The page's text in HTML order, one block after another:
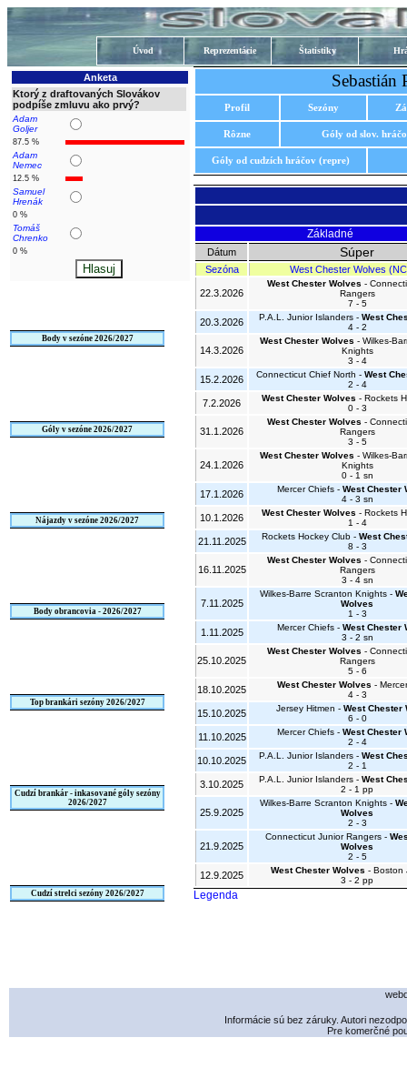
Úvod Reprezentácie Štatistiky
Anketa
Ktorý z draftovaných Slovákov
podpíše zmluvu ako prvý?
Adam
Goljer
87.5 %
Adam
Nemec
12.5 %
Samuel
Hrenák
0 %
Tomáš
Chrenko
0 %
Body v sezóne 2026/2027
Góly v sezóne 2026/2027
Nájazdy v sezóne 2026/2027
Body obrancovia - 2026/2027
Top brankári sezóny 2026/2027
Cudzí brankár - inkasované góly sezóny
2026/2027
Cudzí strelci sezóny 2026/2027
Sebastián
Profil Sezóny
Rôzne Góly od slov.
Góly od cudzích hráčov (repre)
Základné
Dátum Súper
Sezóna West Chester Wolves
22.3.2026
West Chester Wolves -
Rangers
7 - 5
20.3.2026 P.A.L. Junior Islanders - West
4 - 2
14.3.2026
West Chester Wolves - Wilkes-
Knights
3 - 4
15.2.2026 Connecticut Chief North - West
2 - 4
7.2.2026 West Chester Wolves - Rockets
0 - 3
31.1.2026
West Chester Wolves -
Rangers
3 - 5
24.1.2026
West Chester Wolves - Wilkes-
Knights
0 - 1 sn
17.1.2026 Mercer Chiefs - West Chester
4 - 3 sn
10.1.2026 West Chester Wolves - Rockets
1 - 4
21.11.2025 Rockets Hockey Club - West
8 - 3
16.11.2025
West Chester Wolves -
Rangers
3 - 4 sn
7.11.2025
Wilkes-Barre Scranton Knights -
Wolves
1 - 3
1.11.2025 Mercer Chiefs - West Chester
3 - 2 sn
25.10.2025
West Chester Wolves -
Rangers
5 - 6
18.10.2025 West Chester Wolves -
4 - 3
15.10.2025 Jersey Hitmen - West Chester
6 - 0
11.10.2025 Mercer Chiefs - West Chester
2 - 4
10.10.2025 P.A.L. Junior Islanders - West
2 - 1
3.10.2025 P.A.L. Junior Islanders - West
2 - 1 pp
25.9.2025
Wilkes-Barre Scranton Knights -
Wolves
2 - 3
21.9.2025
Connecticut Junior Rangers -
Wolves
2 - 5
12.9.2025 West Chester Wolves - Boston
3 - 2 pp
Legenda
Informácie sú bez záruky. Autori
Pre komerčné